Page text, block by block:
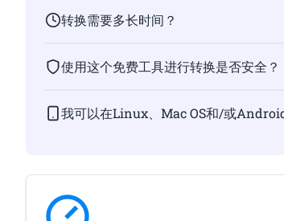
转换需要多长时间？
使用这个免费工具进行转换是否安全？
我可以在Linux、Mac OS和/或